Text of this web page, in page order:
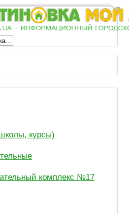
курсы)
комплекс №17